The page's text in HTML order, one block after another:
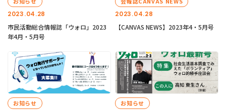
2023.04.28
市民活動総合情報誌「ウォロ」2023
年4月・5月号
2023.04.28
【CANVAS NEWS】2023年4・5月号
お知らせ お知らせ